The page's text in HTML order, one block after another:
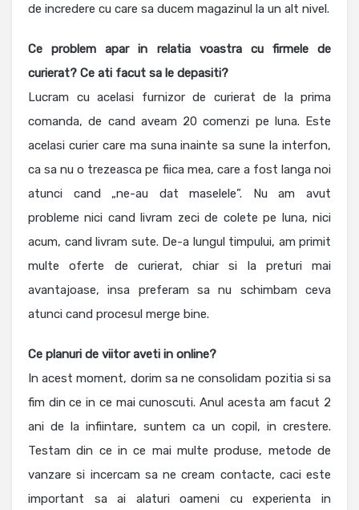
de incredere cu care sa ducem magazinul la un alt nivel.
Ce problem apar in relatia voastra cu firmele de
curierat? Ce ati facut sa le depasiti?
Lucram cu acelasi furnizor de curierat de la prima
comanda, de cand aveam 20 comenzi pe luna. Este
acelasi curier care ma suna inainte sa sune la interfon,
ca sa nu o trezeasca pe fiica mea, care a fost langa noi
atunci cand „ne-au dat maselele”. Nu am avut
probleme nici cand livram zeci de colete pe luna, nici
acum, cand livram sute. De-a lungul timpului, am primit
multe oferte de curierat, chiar si la preturi mai
avantajoase, insa preferam sa nu schimbam ceva
atunci cand procesul merge bine.
Ce planuri de viitor aveti in online?
In acest moment, dorim sa ne consolidam pozitia si sa
fim din ce in ce mai cunoscuti. Anul acesta am facut 2
ani de la infiintare, suntem ca un copil, in crestere.
Testam din ce in ce mai multe produse, metode de
vanzare si incercam sa ne cream contacte, caci este
important sa ai alaturi oameni cu experienta in